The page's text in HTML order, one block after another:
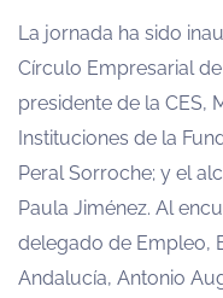
La jornada ha sido
Círculo Empresarial de
presidente de la CES,
Instituciones de la
Peral Sorroche; y el
Paula Jiménez. Al
delegado de Empleo,
Andalucía, Antonio